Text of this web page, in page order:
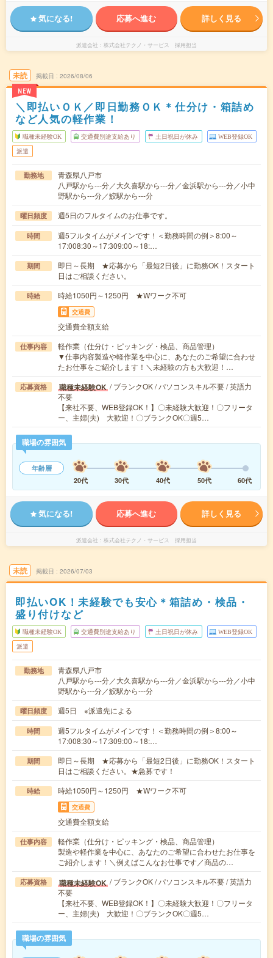
気になる! 応募へ進む 詳しく見る
派遣会社 株式会社テクノ・サービス 採用担当
未読
NEW
掲載日 2026/08/06
＼即払いＯＫ／即日勤務ＯＫ＊仕分け・箱詰め
など人気の軽作業！
職種未経験OK 交通費別途支給あり 土日祝日が休み WEB登録OK
派遣
勤務地
青森県八戸市
八戸駅から---分／大久喜駅から---分／金浜駅から---分／小中
野駅から---分／鮫駅から---分
曜日頻度 週5日のフルタイムのお仕事です。
時間
週5フルタイムがメインです！＜勤務時間の例＞8:00～
17:008:30～17:309:00～18:…
期間
即日～長期 ★応募から「最短2日後」に勤務OK！スタート
日はご相談ください。
時給 時給1050円～1250円 ★Wワーク不可
交通費
交通費全額支給
仕事内容
軽作業（仕分け・ピッキング・検品、商品管理）
▼仕事内容製造や軽作業を中心に、あなたのご希望に合わせ
たお仕事をご紹介します！＼未経験の方も大歓迎！…
応募資格 職種未経験OK / ブランクOK / パソコンスキル不要 / 英語力
不要
【来社不要、WEB登録OK！】〇未経験大歓迎！〇フリータ
ー、主婦(夫) 大歓迎！〇ブランクOK〇週5…
職場の雰囲気
年齢層
20代
30代 40代 50代 60代
気になる! 応募へ進む 詳しく見る
派遣会社 株式会社テクノ・サービス 採用担当
未読 掲載日 2026/07/03
即払いOK！未経験でも安心＊箱詰め・検品・
盛り付けなど
職種未経験OK 交通費別途支給あり 土日祝日が休み WEB登録OK
派遣
勤務地
青森県八戸市
八戸駅から---分／大久喜駅から---分／金浜駅から---分／小中
野駅から---分／鮫駅から---分
曜日頻度 週5日 ※派遣先による
時間
週5フルタイムがメインです！＜勤務時間の例＞8:00～
17:008:30～17:309:00～18:…
期間
即日～長期 ★応募から「最短2日後」に勤務OK！スタート
日はご相談ください。★急募です！
時給 時給1050円～1250円 ★Wワーク不可
交通費
交通費全額支給
仕事内容
軽作業（仕分け・ピッキング・検品、商品管理）
製造や軽作業を中心に、あなたのご希望に合わせたお仕事を
ご紹介します！＼例えばこんなお仕事です／商品の…
応募資格 職種未経験OK / ブランクOK / パソコンスキル不要 / 英語力
不要
【来社不要、WEB登録OK！】〇未経験大歓迎！〇フリータ
ー、主婦(夫) 大歓迎！〇ブランクOK〇週5…
職場の雰囲気